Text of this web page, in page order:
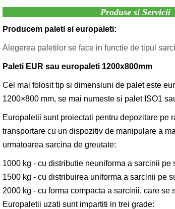
Produse si Servicii
Producem paleti si europaleti:
Alegerea paletilor se face in functie de tipul
Paleti EUR sau europaleti 1200x800mm
Cel mai folosit tip si dimensiuni de palet este
1200×800 mm, se mai numeste si palet ISO1
Europaletii sunt proiectati pentru depozitare pe
transportare cu un dispozitiv de manipulare a
urmatoarea sarcina de greutate:
1000 kg - cu distributie neuniforma a sarcinii pe
1500 kg - cu distribuirea uniforma a sarcinii pe
2000 kg - cu forma compacta a sarcinii, care
Europaletii uzati sunt impartiti in trei grade: